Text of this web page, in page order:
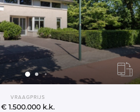
VRAAGPRIJS
€ 1.500.000k.k.